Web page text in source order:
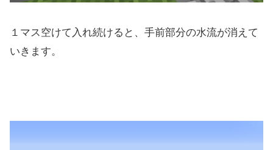
１マス空けて入れ続けると、手前部分の水流が消えて
いきます。